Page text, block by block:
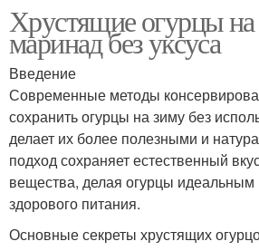
Хрустящие огурцы
маринад без уксуса
Введение
Современные методы
сохранить огурцы на зиму без
делает их более полезными и
подход сохраняет естественный
вещества, делая огурцы
здорового питания.
Основные секреты хрустящих